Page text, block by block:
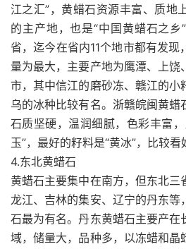
江之汇”，黄蜡石资源丰富、质地
的主产地，也是“中国黄蜡石之
省，迄今在省内11个地市都有发
量为最大，主要产地为鹰潭、上饶
市，其中信江的磨砂冻、赣江的小
乌的冰种比较有名。浙赣皖闽黄蜡
石质坚硬，温润细腻，色彩丰富
玉”，最好的籽料是“黄冰”，比较看
4.东北黄蜡石
黄蜡石主要集中在南方，但东北三
龙江、吉林的集安、辽宁的丹东等
石最为有名。丹东黄蜡石主要产在
域，储量大，品种多，以冻蜡和晶